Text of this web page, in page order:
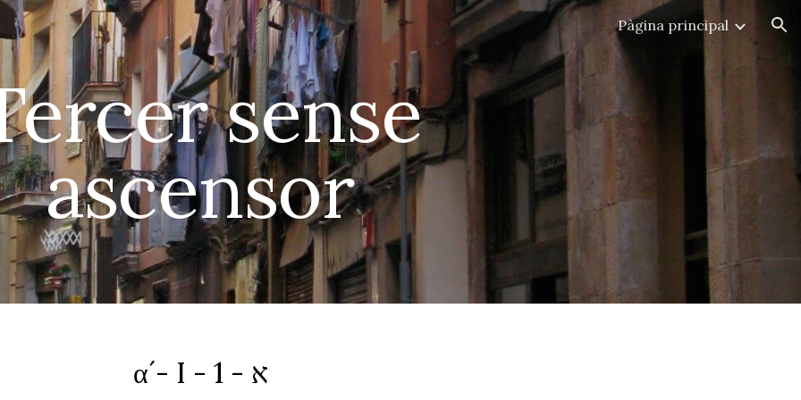
to main content Skip to navigation Pàgina principal
sense
ascensor
α´- I - 1 - א